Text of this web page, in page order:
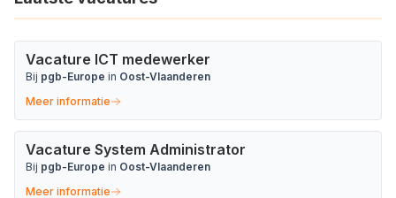
Vacature ICT medewerker
Bij pgb-Europe in Oost-Vlaanderen
Meer informatie
Vacature System Administrator
Bij pgb-Europe in Oost-Vlaanderen
Meer informatie